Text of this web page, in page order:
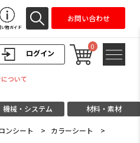
ログイン
0
い物ガイド
お問い合わせ
ついて
機械・システム 材料・素材
ンシート > カラーシート
>